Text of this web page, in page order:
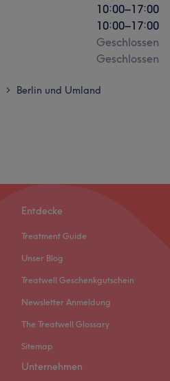
10:00–17:00
10:00–17:00
Geschlossen
Geschlossen
> Berlin und Umland
Entdecke
Treatment Guide
Unser Blog
Treatwell Geschenkgutschein
Newsletter Anmeldung
The Treatwell Glossary
Sitemap
Unternehmen